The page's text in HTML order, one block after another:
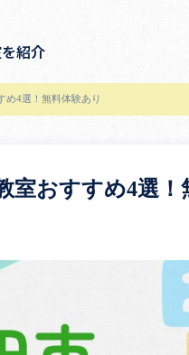
紹介
め4選！無料体験あり
室おすすめ4選！